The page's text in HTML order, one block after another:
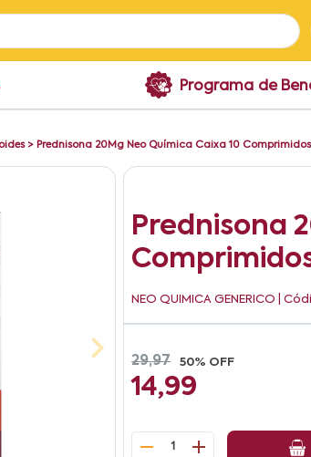
Programa de
> Prednisona 20Mg Neo Química Caixa 10 Comprimidos
Prednisona
NEO QUIMICA GENERICO |
29,97 50% OFF
14,99
1